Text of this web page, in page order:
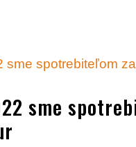
sme